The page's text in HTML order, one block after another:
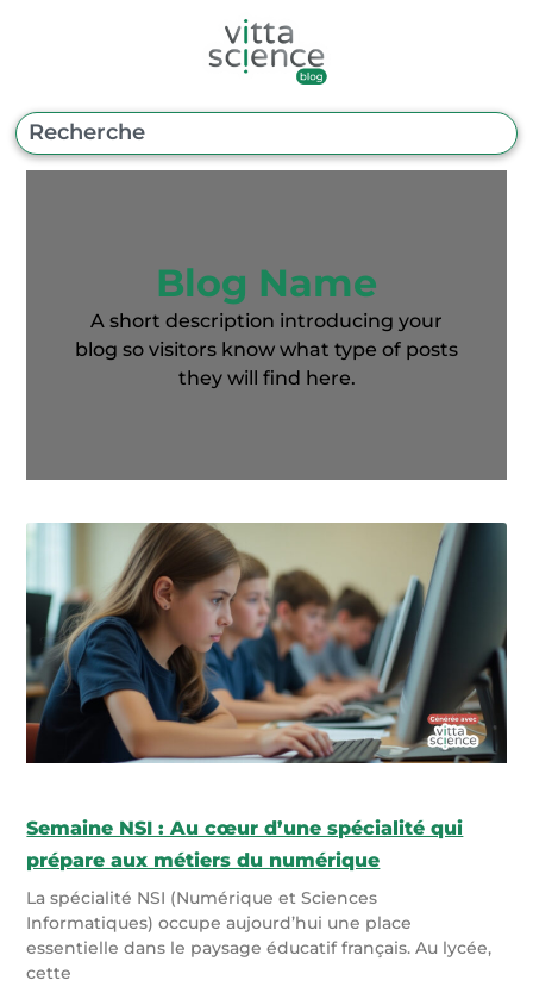
Blog Name
A short description introducing your
blog so visitors know what type of posts
they will find here.
Semaine NSI : Au cœur d’une spécialité qui
prépare aux métiers du numérique
La spécialité NSI (Numérique et Sciences
Informatiques) occupe aujourd’hui une place
essentielle dans le paysage éducatif français. Au lycée,
cette